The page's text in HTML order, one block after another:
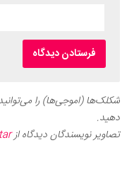
شکلک‌ها (اموجی‌ها) را
دهید.
تصاویر نویسندگان دیدگاه از